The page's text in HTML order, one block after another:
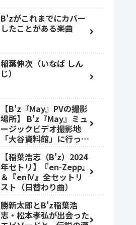
B'zがこれまでにカバー
したことがある楽曲
稲葉伸次（いなば しん
じ）
【B'z『May』PVの撮影
場所】 B'z『May』ミュ
ージックビデオ撮影地
「大谷資料館」に行って
【稲葉浩志（B'z）2024
年セトリ】『en-Zepp』
＆『enⅣ』全セットリ
スト（日替わり曲）
勝新太郎とB'z稲葉浩
志・松本孝弘が出会った